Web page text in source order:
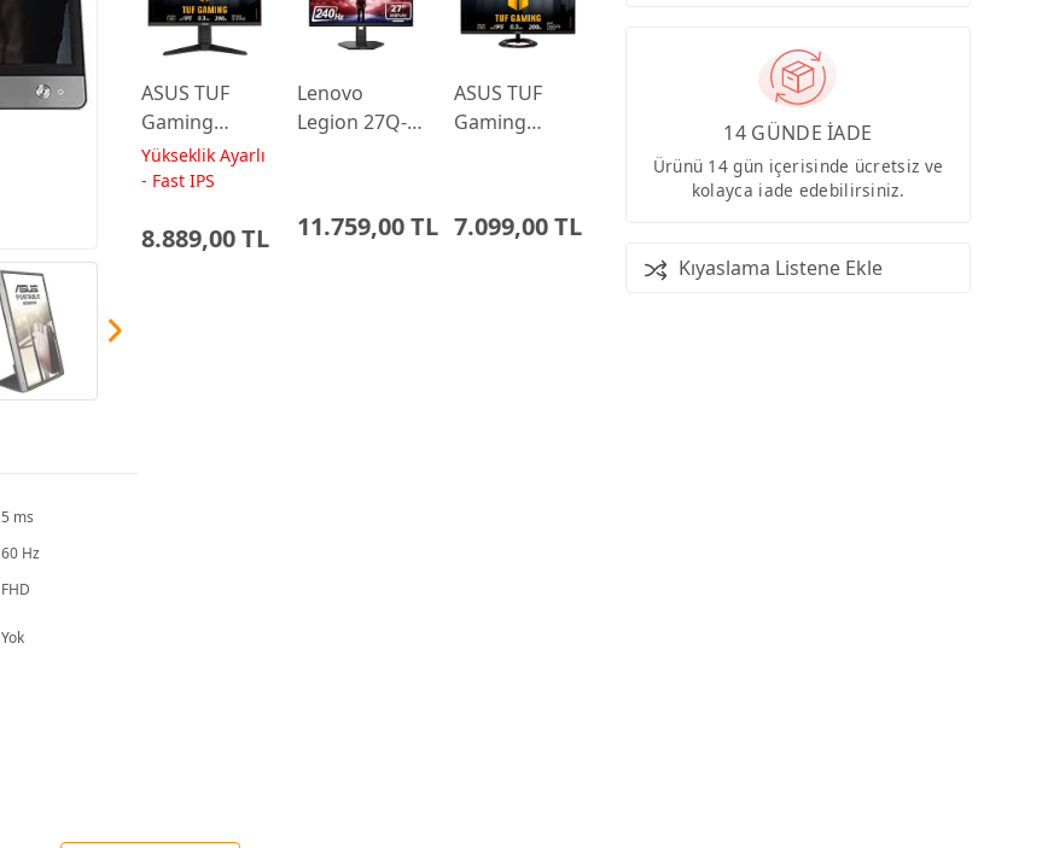
ASUS TUF
Gaming
VG259QL5A
24.5 0.3ms
IPS Yükseklik
Yükseklik Ayarlı
- Fast IPS
8.889,00 TL
Lenovo
Legion 27Q-
Gaming
11.759,00 TL
ASUS TUF
Gaming
IPS Monitor
7.099,00 TL
14 GÜNDE İADE
Ürünü 14 gün içerisinde ücretsiz ve
kolayca iade edebilirsiniz.
Kıyaslama Listene Ekle
5 ms
60 Hz
FHD
Yok